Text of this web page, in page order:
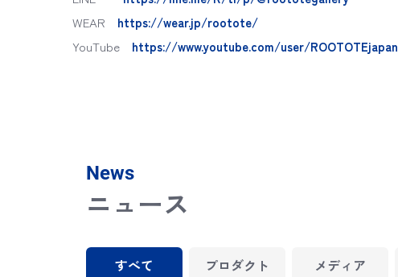
WEAR https://wear.jp/rootote/
YouTube https://www.youtube.com/user/ROOTOTEjapan
News
ニュース
すべて プロダクト メディア